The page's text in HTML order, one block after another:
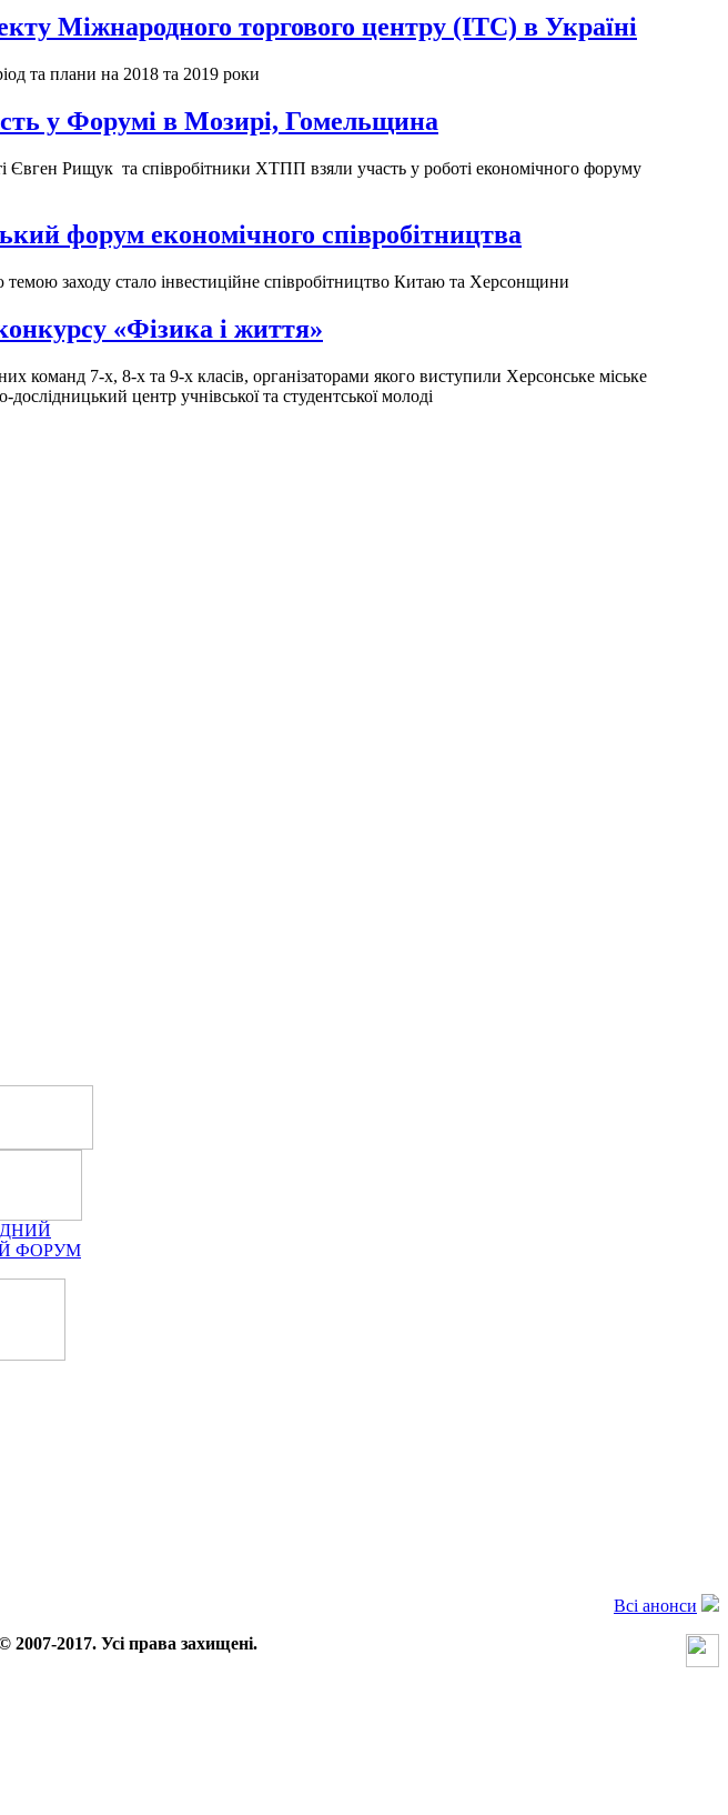
Міжнародного торгового центру (ITC) в Україні
та плани на 2018 та 2019 роки
у Форумі в Мозирі, Гомельщина
Євген Рищук та співробітники ХТПП взяли участь у роботі економічного форуму
форум економічного співробітництва
заходу стало інвестиційне співробітництво Китаю та Херсонщини
«Фізика і життя»
команд 7-х, 8-х та 9-х класів, організаторами якого виступили Херсонське міське
центр учнівської та студентської молоді
ФОРУМ
Всі анонси
2017. Усі права захищені.